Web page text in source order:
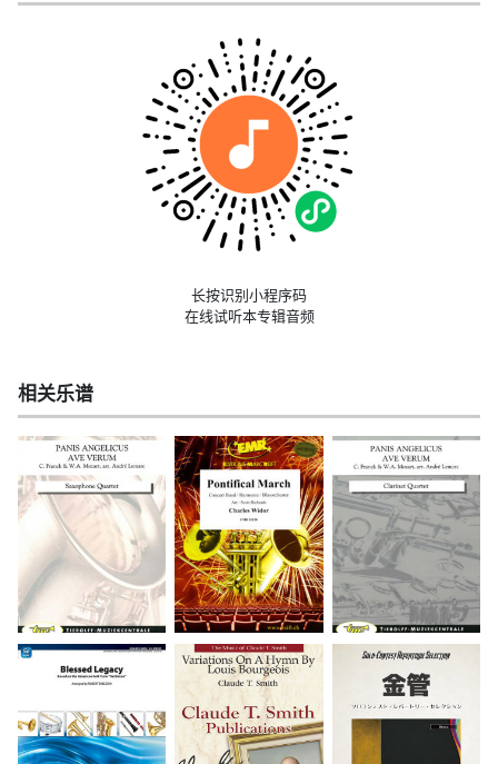
长按识别小程序码
在线试听本专辑音频
相关乐谱